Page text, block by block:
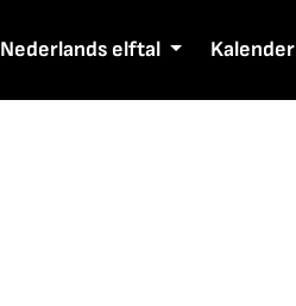
Nederlands elftal Kalender